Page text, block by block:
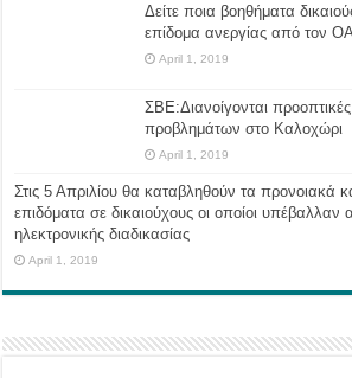
Δείτε ποια βοηθήματα
επίδομα ανεργίας από τον
April 1, 2019
ΣΒΕ:Διανοίγονται
προβλημάτων στο Καλοχώρι
April 1, 2019
Στις 5 Απριλίου θα καταβληθούν τα προνοιακά
επιδόματα σε δικαιούχους οι οποίοι υπέβαλλαν
ηλεκτρονικής διαδικασίας
April 1, 2019